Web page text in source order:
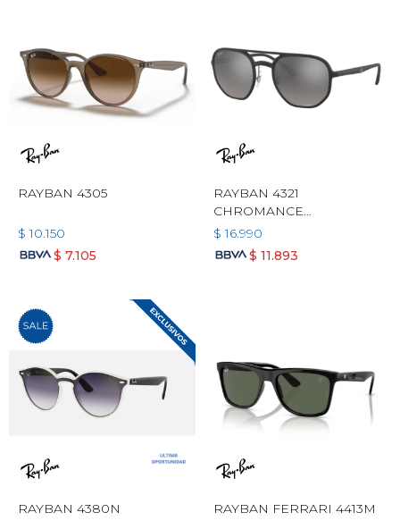
RAYBAN 4305
$ 10.150
$ 7.105
RAYBAN 4321
CHROMANCE
POLARIZADO
$ 16.990
$ 11.893
RAYBAN 4380N RAYBAN FERRARI 4413M